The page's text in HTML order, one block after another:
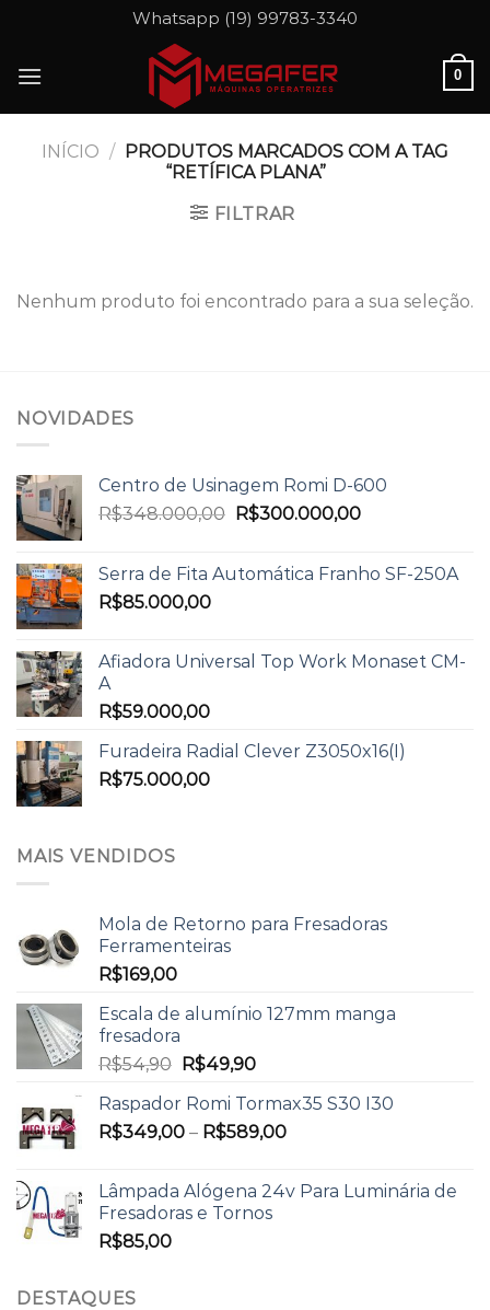
content
Whatsapp (19) 99783-3340
0
INÍCIO / PRODUTOS MARCADOS COM A TAG
“RETÍFICA PLANA”
FILTRAR
Nenhum produto foi encontrado para a sua seleção.
NOVIDADES
Centro de Usinagem Romi D-600
R$348.000,00 R$300.000,00
Serra de Fita Automática Franho SF-250A
R$85.000,00
Afiadora Universal Top Work Monaset CM-
A
R$59.000,00
Furadeira Radial Clever Z3050x16(I)
R$75.000,00
MAIS VENDIDOS
Mola de Retorno para Fresadoras
Ferramenteiras
R$169,00
Escala de alumínio 127mm manga
fresadora
R$54,90 R$49,90
Raspador Romi Tormax35 S30 I30
R$349,00 – R$589,00
Lâmpada Alógena 24v Para Luminária de
Fresadoras e Tornos
R$85,00
DESTAQUES